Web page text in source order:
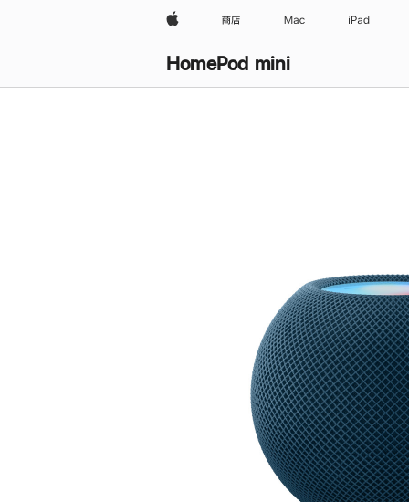
Apple 商店 Mac iPad
HomePod mini